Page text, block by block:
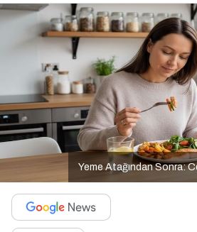
Yeme Atağından Sonra: